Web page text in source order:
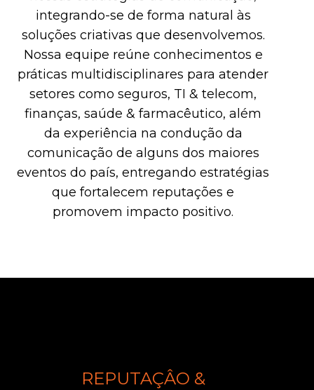
integrando-se de forma natural às
soluções criativas que desenvolvemos.
Nossa equipe reúne conhecimentos e
práticas multidisciplinares para atender
setores como seguros, TI & telecom,
finanças, saúde & farmacêutico, além
da experiência na condução da
comunicação de alguns dos maiores
eventos do país, entregando estratégias
que fortalecem reputações e
promovem impacto positivo.
REPUTAÇÂO &